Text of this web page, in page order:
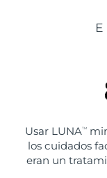
Usar LUNATM
los cuidados
eran un